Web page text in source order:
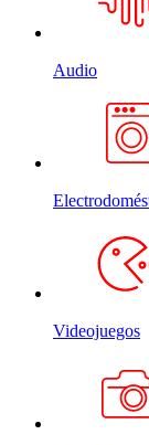
Audio
Videojuegos